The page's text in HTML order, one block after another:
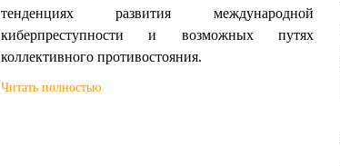
тенденциях развития международной
киберпреступности и возможных путях
коллективного противостояния.
Читать полностью